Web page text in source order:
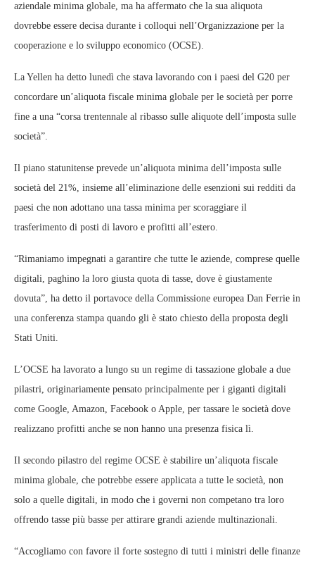
aziendale minima globale, ma ha affermato che la sua aliquota
dovrebbe essere decisa durante i colloqui nell’Organizzazione per la
cooperazione e lo sviluppo economico (OCSE).
La Yellen ha detto lunedì che stava lavorando con i paesi del G20 per
concordare un’aliquota fiscale minima globale per le società per porre
fine a una “corsa trentennale al ribasso sulle aliquote dell’imposta sulle
società”.
Il piano statunitense prevede un’aliquota minima dell’imposta sulle
società del 21%, insieme all’eliminazione delle esenzioni sui redditi da
paesi che non adottano una tassa minima per scoraggiare il
trasferimento di posti di lavoro e profitti all’estero.
“Rimaniamo impegnati a garantire che tutte le aziende, comprese quelle
digitali, paghino la loro giusta quota di tasse, dove è giustamente
dovuta”, ha detto il portavoce della Commissione europea Dan Ferrie in
una conferenza stampa quando gli è stato chiesto della proposta degli
Stati Uniti.
L’OCSE ha lavorato a lungo su un regime di tassazione globale a due
pilastri, originariamente pensato principalmente per i giganti digitali
come Google, Amazon, Facebook o Apple, per tassare le società dove
realizzano profitti anche se non hanno una presenza fisica lì.
Il secondo pilastro del regime OCSE è stabilire un’aliquota fiscale
minima globale, che potrebbe essere applicata a tutte le società, non
solo a quelle digitali, in modo che i governi non competano tra loro
offrendo tasse più basse per attirare grandi aziende multinazionali.
“Accogliamo con favore il forte sostegno di tutti i ministri delle finanze